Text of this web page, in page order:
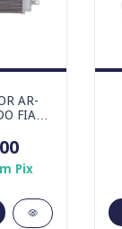
AR-
FIAT
Pix